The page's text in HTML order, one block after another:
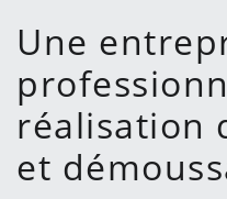
Une
réalisation
et